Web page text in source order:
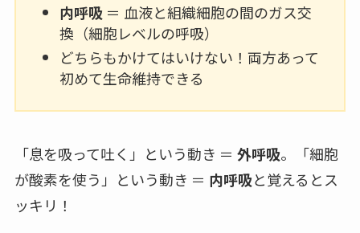
内呼吸＝ 血液と組織細胞の間のガス交
換（細胞レベルの呼吸）
どちらもかけてはいけない！両方あって
初めて生命維持できる
「息を吸って吐く」という動き ＝ 外呼吸。「細胞
が酸素を使う」という動き ＝ 内呼吸と覚えるとス
ッキリ！